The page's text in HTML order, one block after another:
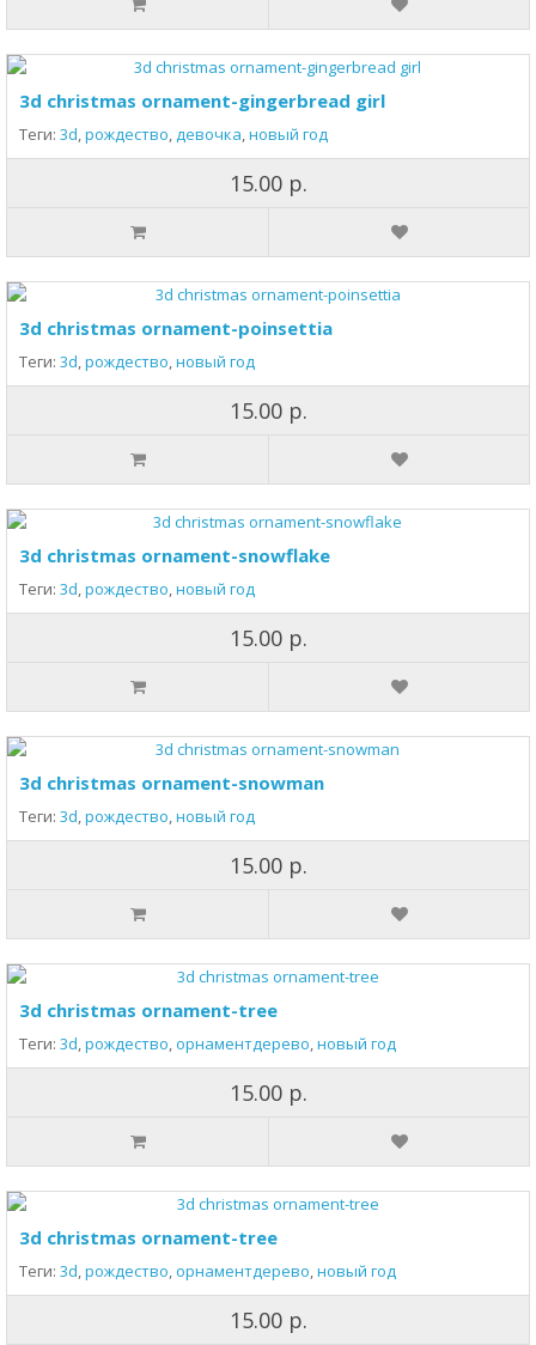
3d christmas ornament-gingerbread girl
Теги: 3d,рождество,девочка,новый год
15.00 р.
3d christmas ornament-poinsettia
Теги: 3d,рождество,новый год
15.00 р.
3d christmas ornament-snowflake
Теги: 3d,рождество,новый год
15.00 р.
3d christmas ornament-snowman
Теги: 3d,рождество,новый год
15.00 р.
3d christmas ornament-tree
Теги: 3d,рождество,орнаментдерево,новый год
15.00 р.
3d christmas ornament-tree
Теги: 3d,рождество,орнаментдерево,новый год
15.00 р.